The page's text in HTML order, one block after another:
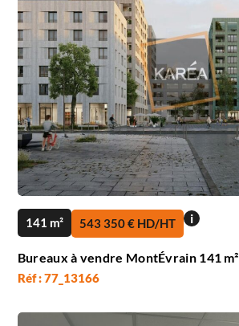
141 m² 543 350 € HD/HT i
Bureaux à vendre MontÉvrain 141 m²
Réf : 77_13166